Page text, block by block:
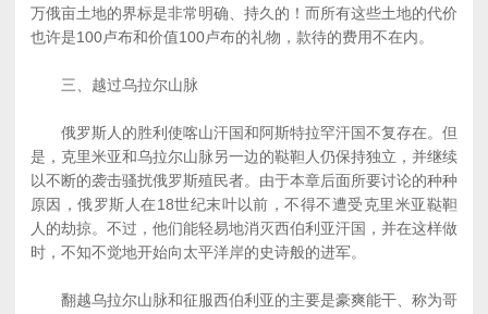
万俄亩土地的界标是非常明确、持久的！而所有这些土地的代价
也许是100卢布和价值100卢布的礼物，款待的费用不在内。
三、越过乌拉尔山脉
俄罗斯人的胜利使喀山汗国和阿斯特拉罕汗国不复存在。但
是，克里米亚和乌拉尔山脉另一边的鞑靼人仍保持独立，并继续
以不断的袭击骚扰俄罗斯殖民者。由于本章后面所要讨论的种种
原因，俄罗斯人在18世纪末叶以前，不得不遭受克里米亚鞑靼
人的劫掠。不过，他们能轻易地消灭西伯利亚汗国，并在这样做
时，不知不觉地开始向太平洋岸的史诗般的进军。
翻越乌拉尔山脉和征服西伯利亚的主要是豪爽能干、称为哥